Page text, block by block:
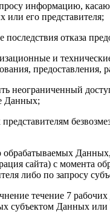
информацию,
или его представителя;
отказа
и
неограниченный
Данных;
сайта) с момента
либо по запросу
течение 7
субъектом Данных или